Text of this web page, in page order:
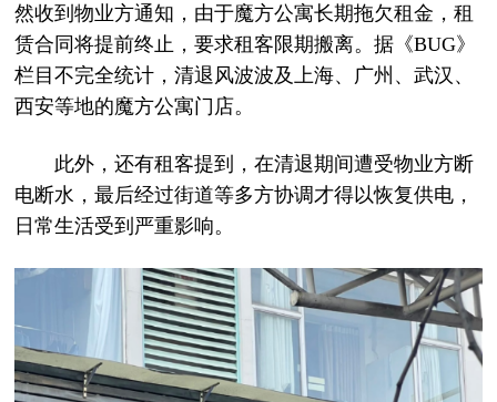
然收到物业方通知，由于魔方公寓长期拖欠租金，租
赁合同将提前终止，要求租客限期搬离。据《BUG》
栏目不完全统计，清退风波波及上海、广州、武汉、
西安等地的魔方公寓门店。
此外，还有租客提到，在清退期间遭受物业方断
电断水，最后经过街道等多方协调才得以恢复供电，
日常生活受到严重影响。